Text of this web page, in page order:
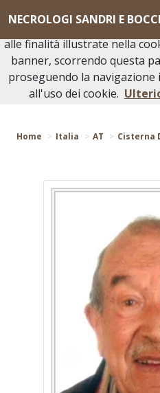
NECROLOGI SANDRI E
Torna
Home Italia AT Cisterna
Questo sito o gli
avvalgono di cookie
alle finalità illustrate nella
banner, scorrendo questa
proseguendo la
all'uso dei cookie.